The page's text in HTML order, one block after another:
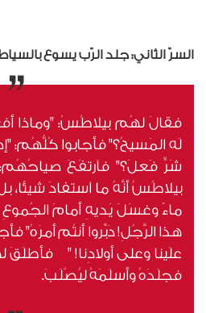
السرّ الثاني: جلد الرّب يسوع
فقالَ لهُم بيلاطُسُ: "وماذا
لَه المَسيحُ؟" فأجابوا كُلُّهُم:
شَرٍّ فَعلَ؟" فاَرتفَعَ
بيلاطُسُ أنَّهُ ما اَستفادَ شيئًا،
ماءً وغسَلَ يَديهِ أمامَ الجُموعِ
هذا الرَّجُلِ! دَبِّروا أنتُم أمرَهُ"
علَينا وعلى أولادِنا! " فأطلَقَ
فجلَدَهُ وأسلَمَهُ ليُصْلَبَ.